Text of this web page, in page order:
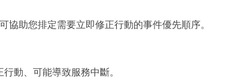
協助您排定需要立即修正行動的事件優先順序。
動、可能導致服務中斷。